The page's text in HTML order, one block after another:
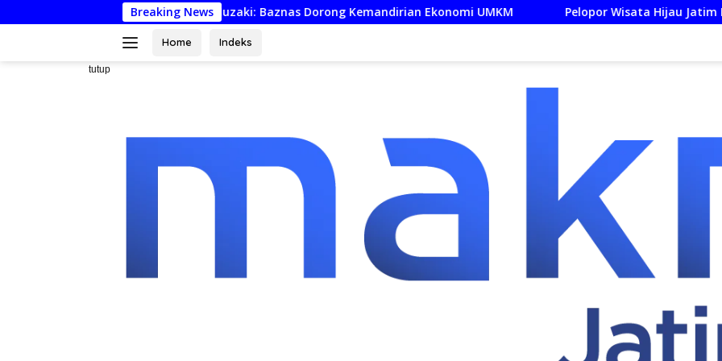
ke
Breaking News
Mustahik Jadi Muzaki: Baznas Dorong Kemandirian Ekonomi UMKM Pelopor Wisata Hijau Jatim Museum SBY-Ani
Home Indeks
tutup